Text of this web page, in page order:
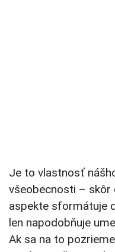
Je to vlastnosť
všeobecnosti –
aspekte sformátuje
len napodobňuje
Ak sa na to